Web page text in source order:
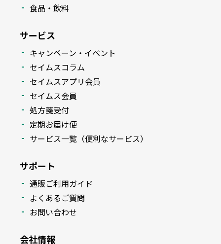
食品・飲料
サービス
キャンペーン・イベント
セイムスコラム
セイムスアプリ会員
セイムス会員
処方箋受付
定期お届け便
サービス一覧（便利なサービス）
サポート
通販ご利用ガイド
よくあるご質問
お問い合わせ
会社情報